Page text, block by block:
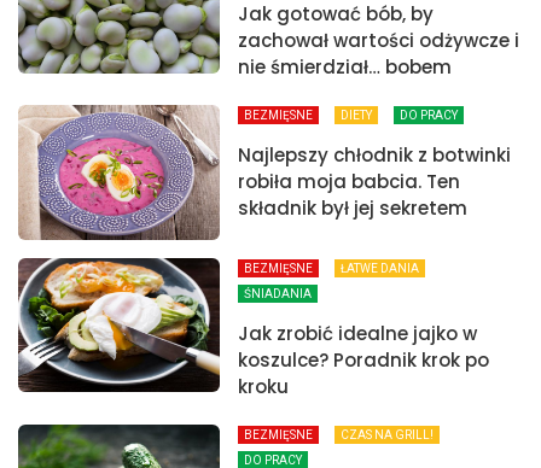
Jak gotować bób, by
zachował wartości odżywcze i
nie śmierdział… bobem
BEZMIĘSNE DIETY DO PRACY
Najlepszy chłodnik z botwinki
robiła moja babcia. Ten
składnik był jej sekretem
BEZMIĘSNE
ŁATWE DANIA
ŚNIADANIA
Jak zrobić idealne jajko w
koszulce? Poradnik krok po
kroku
BEZMIĘSNE
CZAS NA GRILL!
DO PRACY